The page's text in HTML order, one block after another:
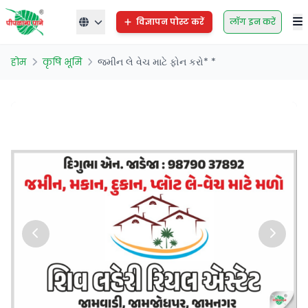
विज्ञापन पोस्ट करें लॉग इन करें
होम कृषि भूमि જમીન લે વેચ માટે ફોન કરો* *